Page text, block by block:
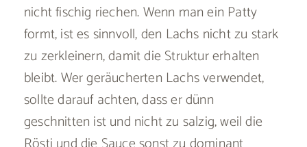
nicht fischig riechen. Wenn man ein Patty
formt, ist es sinnvoll, den Lachs nicht zu stark
zu zerkleinern, damit die Struktur erhalten
bleibt. Wer geräucherten Lachs verwendet,
sollte darauf achten, dass er dünn
geschnitten ist und nicht zu salzig, weil die